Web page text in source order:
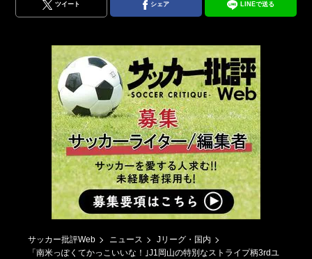
ツイート シェア LINEで送る
サッカー批評Web ニュース
Jリーグ・国内
「南米っぽくてかっこいいな！｣J1岡山の特別なストライプ柄3rdユ